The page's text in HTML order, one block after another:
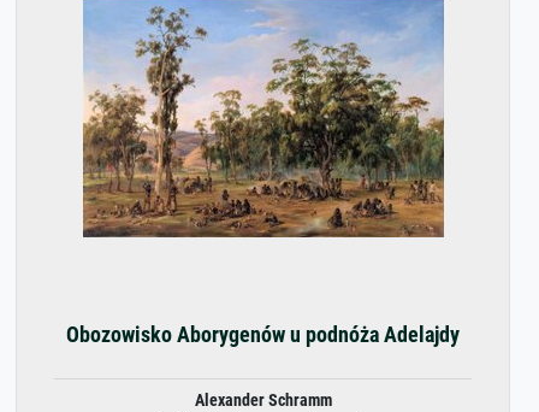
Obozowisko Aborygenów u podnóża Adelajdy
Alexander Schramm